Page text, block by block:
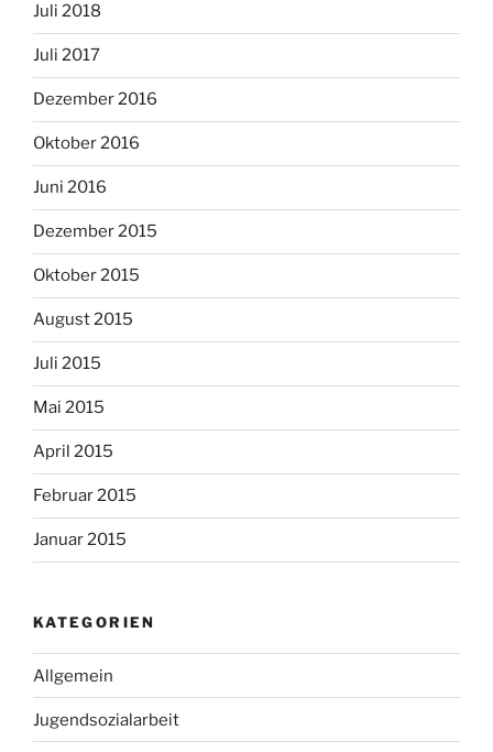
Juli 2018
Juli 2017
Dezember 2016
Oktober 2016
Juni 2016
Dezember 2015
Oktober 2015
August 2015
Juli 2015
Mai 2015
April 2015
Februar 2015
Januar 2015
KATEGORIEN
Allgemein
Jugendsozialarbeit